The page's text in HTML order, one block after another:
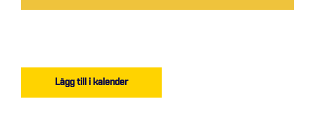
Lägg till i kalender